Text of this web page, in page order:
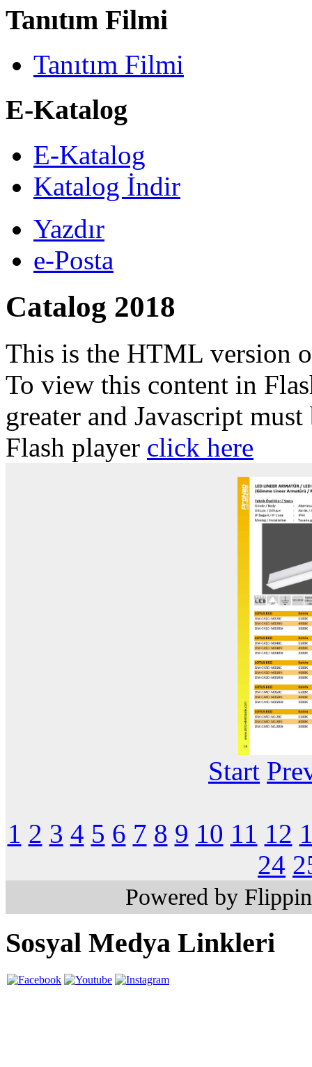
Tanıtım Filmi
Tanıtım Filmi
E-Katalog
E-Katalog
Katalog İndir
Yazdır
e-Posta
Catalog 2018
This is the HTML version
To view this content in
greater and Javascript
Flash player click here
Start
1 2 3 4 5 6 7 8 9 10 11 12
24
Powered by
Sosyal Medya Linkleri